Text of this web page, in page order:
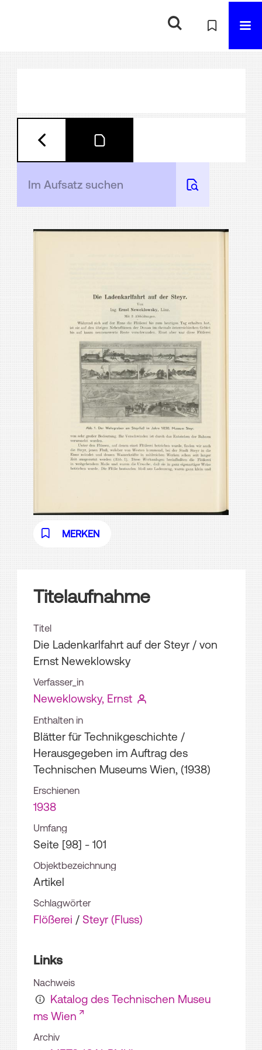
MERKEN
Titelaufnahme
Titel
Die Ladenkarlfahrt auf der Steyr / von
Ernst Neweklowsky
Verfasser_in
Neweklowsky, Ernst
Enthalten in
Blätter für Technikgeschichte /
Herausgegeben im Auftrag des
Technischen Museums Wien, (1938)
Erschienen
1938
Umfang
Seite [98] - 101
Objektbezeichnung
Artikel
Schlagwörter
Flößerei / Steyr (Fluss)
Links
Nachweis
Katalog des Technischen Museu
ms Wien
Archiv